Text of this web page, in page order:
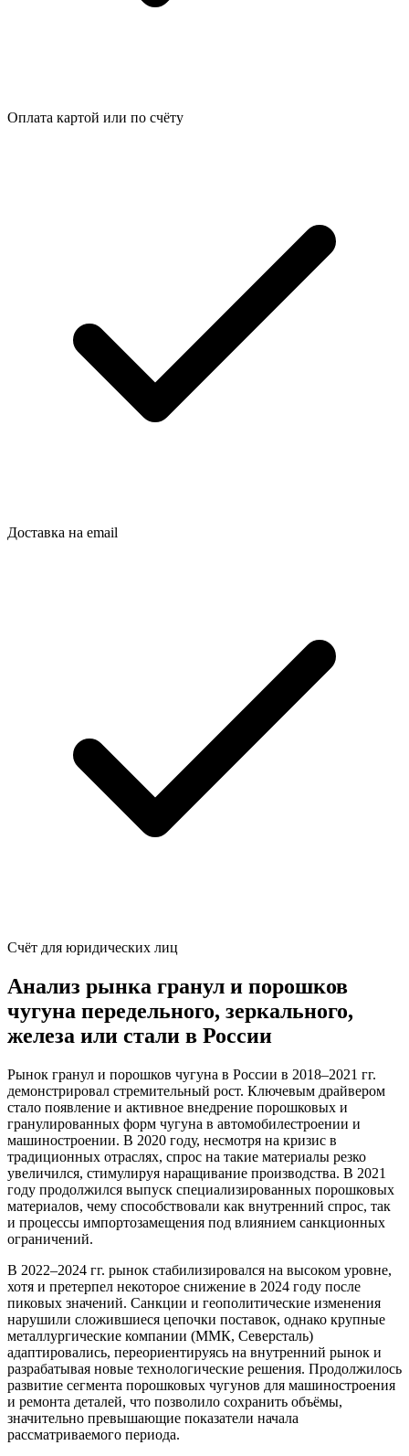
Оплата картой или по счёту
Доставка на email
Счёт для юридических лиц
Анализ рынка гранул и порошков
чугуна передельного, зеркального,
железа или стали в России
Рынок гранул и порошков чугуна в России в 2018–2021 гг.
демонстрировал стремительный рост. Ключевым драйвером
стало появление и активное внедрение порошковых и
гранулированных форм чугуна в автомобилестроении и
машиностроении. В 2020 году, несмотря на кризис в
традиционных отраслях, спрос на такие материалы резко
увеличился, стимулируя наращивание производства. В 2021
году продолжился выпуск специализированных порошковых
материалов, чему способствовали как внутренний спрос, так
и процессы импортозамещения под влиянием санкционных
ограничений.
В 2022–2024 гг. рынок стабилизировался на высоком уровне,
хотя и претерпел некоторое снижение в 2024 году после
пиковых значений. Санкции и геополитические изменения
нарушили сложившиеся цепочки поставок, однако крупные
металлургические компании (ММК, Северсталь)
адаптировались, переориентируясь на внутренний рынок и
разрабатывая новые технологические решения. Продолжилось
развитие сегмента порошковых чугунов для машиностроения
и ремонта деталей, что позволило сохранить объёмы,
значительно превышающие показатели начала
рассматриваемого периода.